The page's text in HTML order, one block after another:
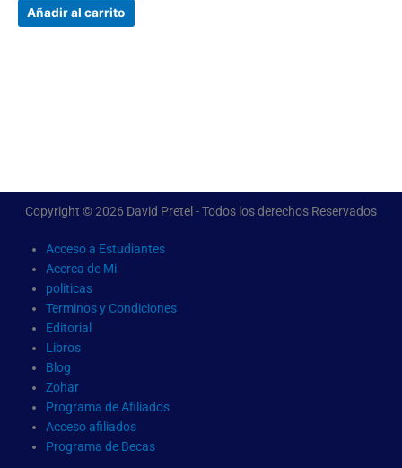
Añadir al carrito
Copyright © 2026 David Pretel - Todos los derechos Reservados
Acceso a Estudiantes
Acerca de Mi
politicas
Terminos y Condiciones
Editorial
Libros
Blog
Zohar
Programa de Afiliados
Acceso afiliados
Programa de Becas